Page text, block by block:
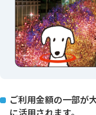
ご利用金額の一部が
に活用されます。